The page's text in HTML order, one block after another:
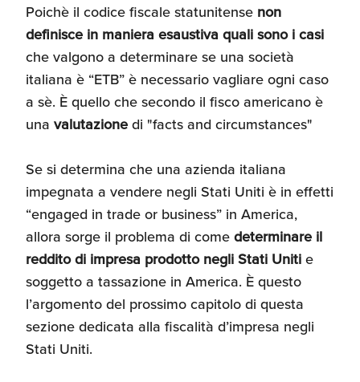
Poichè il codice fiscale statunitense non
definisce in maniera esaustiva quali sono i casi
che valgono a determinare se una società
italiana è “ETB” è necessario vagliare ogni caso
a sè. È quello che secondo il fisco americano è
una valutazionedi "facts and circumstances"
Se si determina che una azienda italiana
impegnata a vendere negli Stati Uniti è in effetti
“engaged in trade or business” in America,
allora sorge il problema di comedeterminare il
reddito di impresa prodotto negli Stati Unitie
soggetto a tassazione in America. È questo
l’argomento del prossimo capitolo di questa
sezione dedicata alla fiscalità d’impresa negli
Stati Uniti.